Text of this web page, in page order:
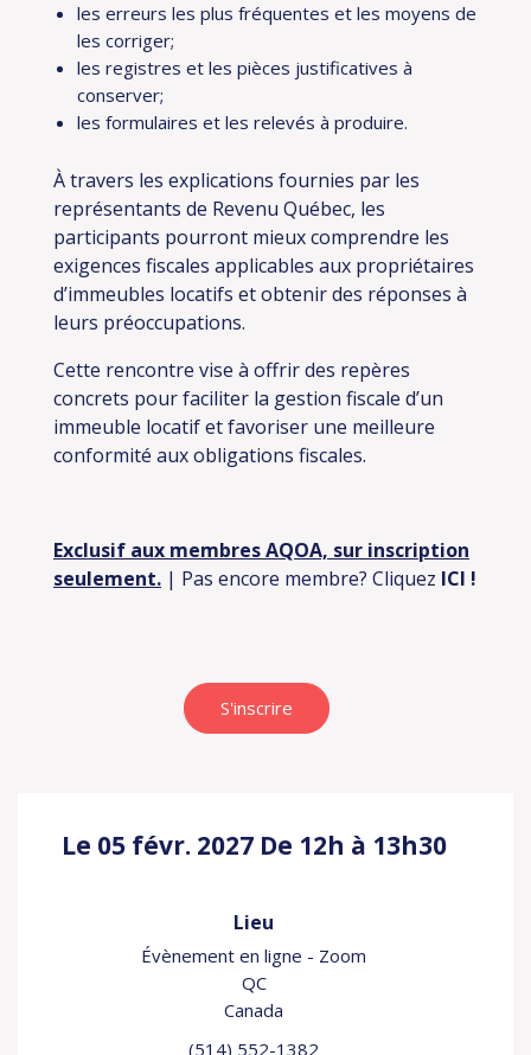
Le 05 févr. 2027 De 12h à 13h30
Lieu
Évènement en ligne - Zoom
QC
Canada
(514) 552-1382
les erreurs les plus fréquentes et les moyens de
les corriger;
les registres et les pièces justificatives à
conserver;
les formulaires et les relevés à produire.
À travers les explications fournies par les
représentants de Revenu Québec, les
participants pourront mieux comprendre les
exigences fiscales applicables aux propriétaires
d’immeubles locatifs et obtenir des réponses à
leurs préoccupations.
Cette rencontre vise à offrir des repères
concrets pour faciliter la gestion fiscale d’un
immeuble locatif et favoriser une meilleure
conformité aux obligations fiscales.
Exclusif aux membres AQOA, sur inscription
seulement. | Pas encore membre? Cliquez ICI !
S'inscrire